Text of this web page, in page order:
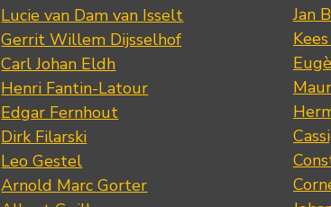
Lucie van Dam van Isselt
Gerrit Willem Dijsselhof
Carl Johan Eldh
Henri Fantin-Latour
Edgar Fernhout
Dirk Filarski
Leo Gestel
Arnold Marc Gorter
Jan